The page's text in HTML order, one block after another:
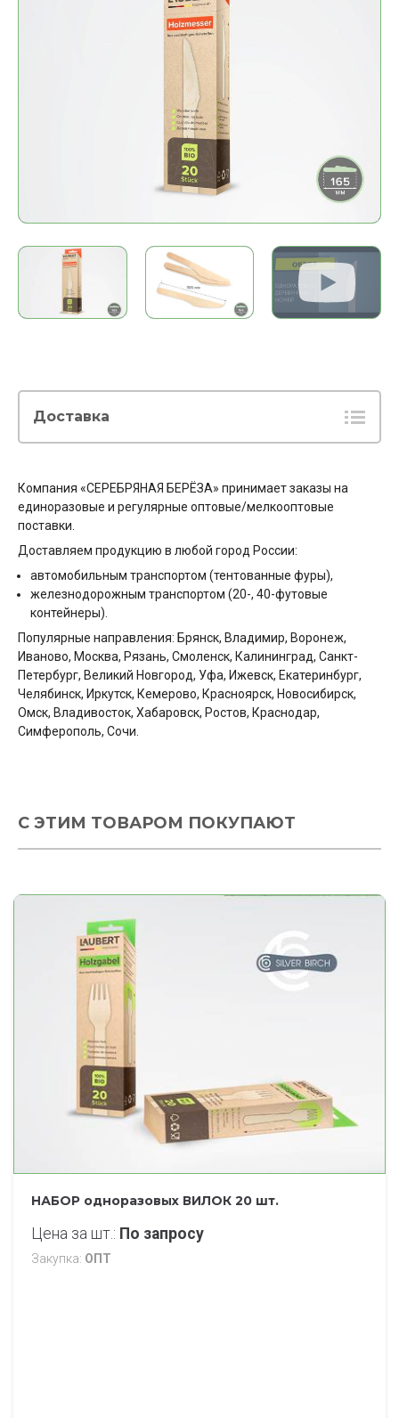
Доставка
Компания «СЕРЕБРЯНАЯ БЕРЁЗА» принимает заказы на
единоразовые и регулярные оптовые/мелкооптовые
поставки.
Доставляем продукцию в любой город России:
автомобильным транспортом (тентованные фуры),
железнодорожным транспортом (20-, 40-футовые
контейнеры).
Популярные направления: Брянск, Владимир, Воронеж,
Иваново, Москва, Рязань, Смоленск, Калининград, Санкт-
Петербург, Великий Новгород, Уфа, Ижевск, Екатеринбург,
Челябинск, Иркутск, Кемерово, Красноярск, Новосибирск,
Омск, Владивосток, Хабаровск, Ростов, Краснодар,
Симферополь, Сочи.
С ЭТИМ ТОВАРОМ ПОКУПАЮТ
НАБОР одноразовых ВИЛОК 20 шт.
Цена за шт. По запросу
Закупка ОПТ